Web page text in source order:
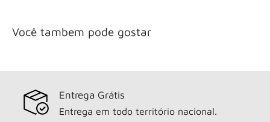
Você tambem pode gostar
Entrega Grátis
Entrega em todo território nacional.